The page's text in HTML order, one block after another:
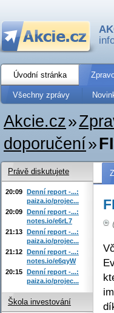
Úvodní stránka
Všechny zprávy
Akcie.cz»
doporučení»
Právě diskutujete
20:09 Denní report -...:
paiza.io/projec...
20:09 Denní report -...:
notes.io/e6rL7
21:13 Denní report -...:
paiza.io/projec...
21:12 Denní report -...:
notes.io/e6qyW
20:15 Denní report -...:
paiza.io/projec...
Škola investování